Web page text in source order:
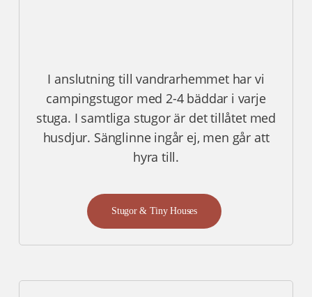
I anslutning till vandrarhemmet har vi
campingstugor med 2-4 bäddar i varje
stuga. I samtliga stugor är det tillåtet med
husdjur. Sänglinne ingår ej, men går att
hyra till.
Stugor & Tiny Houses